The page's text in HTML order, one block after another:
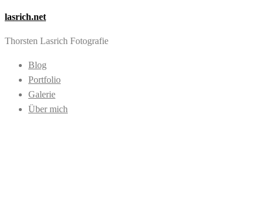
lasrich.net
Thorsten Lasrich Fotografie
Blog
Portfolio
Galerie
Über mich